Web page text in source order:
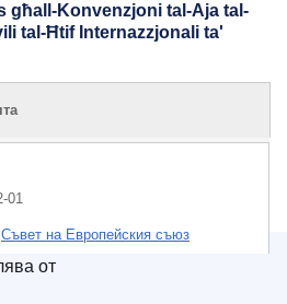
għall-Konvenzjoni tal-Aja tal-
tal-Ħtif Internazzjonali ta'
01
Съвет на Европейския съюз
INIT
на Европейския съюз
от